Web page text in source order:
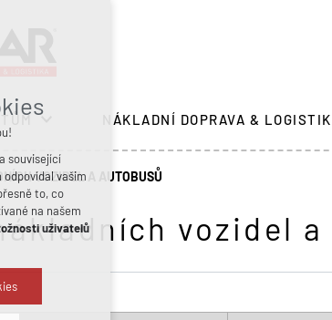
NÁKLADNÍ DOPRAVA &
VOZIDEL A AUTOBUSŮ
vozidel a
související
vašim
to, co
na našem
uživatelů